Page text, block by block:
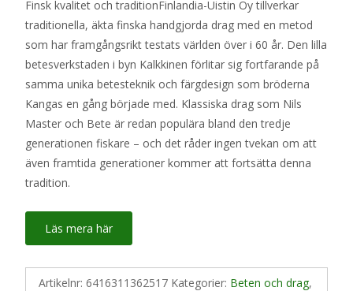
Finsk kvalitet och traditionFinlandia-Uistin Oy tillverkar
traditionella, äkta finska handgjorda drag med en metod
som har framgångsrikt testats världen över i 60 år. Den lilla
betesverkstaden i byn Kalkkinen förlitar sig fortfarande på
samma unika betesteknik och färgdesign som bröderna
Kangas en gång började med. Klassiska drag som Nils
Master och Bete är redan populära bland den tredje
generationen fiskare – och det råder ingen tvekan om att
även framtida generationer kommer att fortsätta denna
tradition.
Läs mera här
Artikelnr: 6416311362517 Kategorier: Beten och drag,